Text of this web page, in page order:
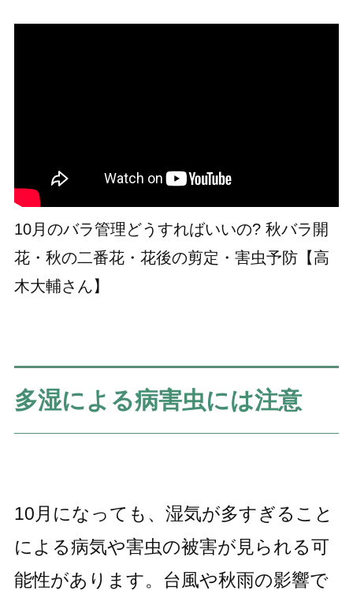
10月のバラ管理どうすればいいの? 秋バラ開
花・秋の二番花・花後の剪定・害虫予防【高
木大輔さん】
多湿による病害虫には注意
10月になっても、湿気が多すぎること
による病気や害虫の被害が見られる可
能性があります。台風や秋雨の影響で